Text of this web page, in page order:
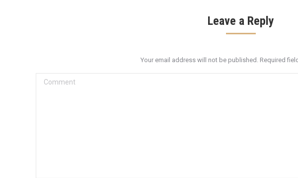
Leave a Reply
Your email address will not be published. Required
Comment